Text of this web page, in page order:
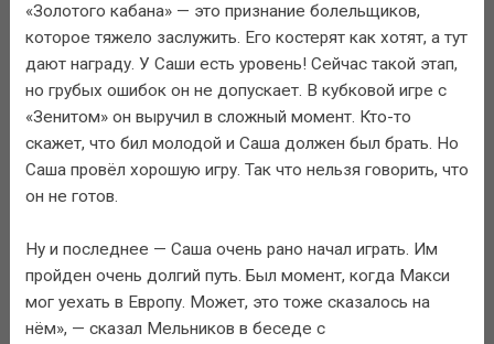
«Золотого кабана» — это признание болельщиков,
которое тяжело заслужить. Его костерят как хотят, а тут
дают награду. У Саши есть уровень! Сейчас такой этап,
но грубых ошибок он не допускает. В кубковой игре с
«Зенитом» он выручил в сложный момент. Кто-то
скажет, что бил молодой и Саша должен был брать. Но
Саша провёл хорошую игру. Так что нельзя говорить, что
он не готов.
Ну и последнее — Саша очень рано начал играть. Им
пройден очень долгий путь. Был момент, когда Макси
мог уехать в Европу. Может, это тоже сказалось на
нём», — сказал Мельников в беседе с